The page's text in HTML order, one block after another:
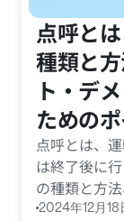
点呼と
種類と
ト・デ
ための
点呼とは、
は終了後に
の種類と方
法令違反を
2024年12月18